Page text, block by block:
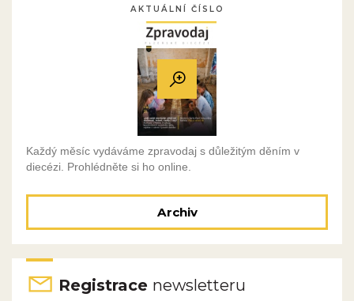
AKTUÁLNÍ ČÍSLO
Každý měsíc vydáváme zpravodaj s důležitým děním v
diecézi. Prohlédněte si ho online.
Archiv
Registrace newsletteru